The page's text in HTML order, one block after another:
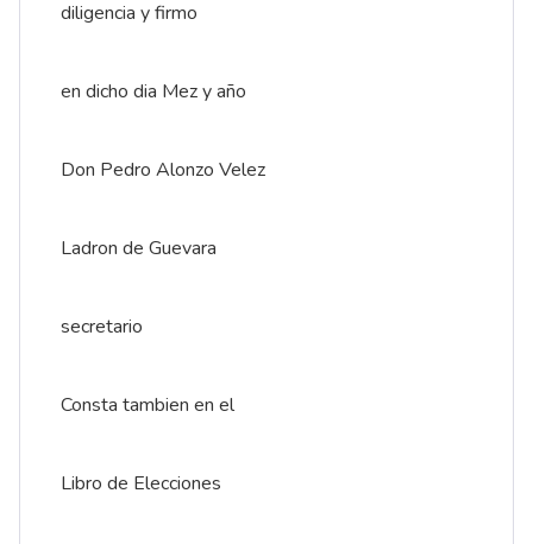
diligencia y firmo
en dicho dia Mez y año
Don Pedro Alonzo Velez
Ladron de Guevara
secretario
Consta tambien en el
Libro de Elecciones